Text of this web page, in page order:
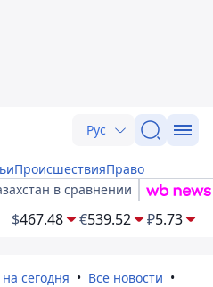
Рус
ПроисшествияПраво
в сравнении
$467.48 €539.52 ₽5.73
сегодня
Все новости